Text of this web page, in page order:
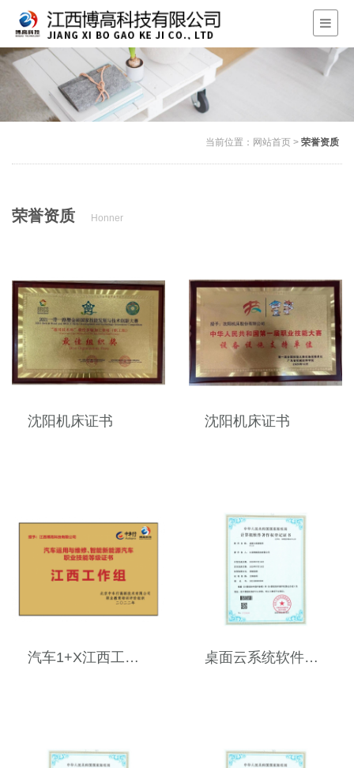
当前位置： 网站首页 > 荣誉资质
荣誉资质 Honner
沈阳机床证书 沈阳机床证书
汽车1+X江西工作组 桌面云系统软件V1.0